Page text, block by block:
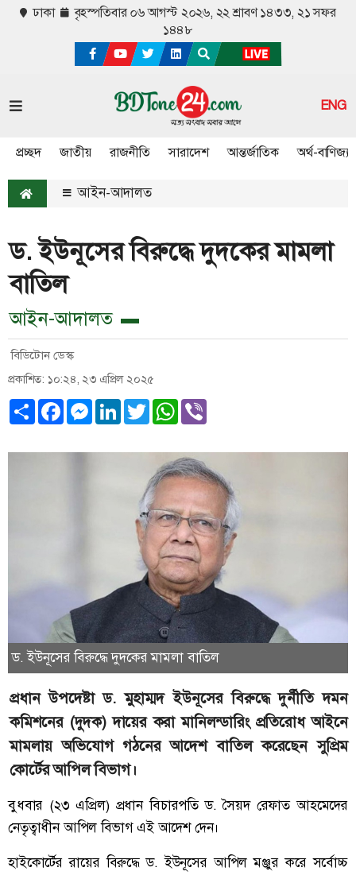
ঢাকা বৃহস্পতিবার ০৬ আগস্ট ২০২৬, ২২ শ্রাবণ ১৪৩৩, ২১ সফর
১৪৪৮
ENG
প্রচ্ছদ জাতীয় রাজনীতি সারাদেশ আন্তর্জাতিক অর্থ-বাণিজ্য
আইন-আদালত
ড. ইউনূসের বিরুদ্ধে দুদকের মামলা
বাতিল
আইন-আদালত
বিডিটোন ডেস্ক
প্রকাশিত: ১০:২৪, ২৩ এপ্রিল ২০২৫
ShareFacebookMessenger
LinkedInTwitterWhatsApp
ড. ইউনূসের বিরুদ্ধে দুদকের মামলা বাতিল
প্রধান উপদেষ্টা ড. মুহাম্মদ ইউনূসের বিরুদ্ধে দুর্নীতি দমন
কমিশনের (দুদক) দায়ের করা মানিলন্ডারিং প্রতিরোধ আইনে
মামলায় অভিযোগ গঠনের আদেশ বাতিল করেছেন সুপ্রিম
কোর্টের আপিল বিভাগ।
বুধবার (২৩ এপ্রিল) প্রধান বিচারপতি ড. সৈয়দ রেফাত আহমেদের
নেতৃত্বাধীন আপিল বিভাগ এই আদেশ দেন।
হাইকোর্টের রায়ের বিরুদ্ধে ড. ইউনূসের আপিল মঞ্জুর করে সর্বোচ্চ